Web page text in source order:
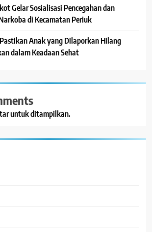
Gelar Sosialisasi Pencegahan dan
di Kecamatan Periuk
Anak yang Dilaporkan Hilang
dalam Keadaan Sehat
untuk ditampilkan.